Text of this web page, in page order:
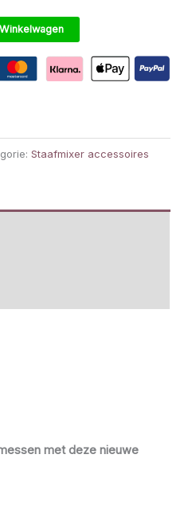
Staafmixer accessoires
met deze nieuwe